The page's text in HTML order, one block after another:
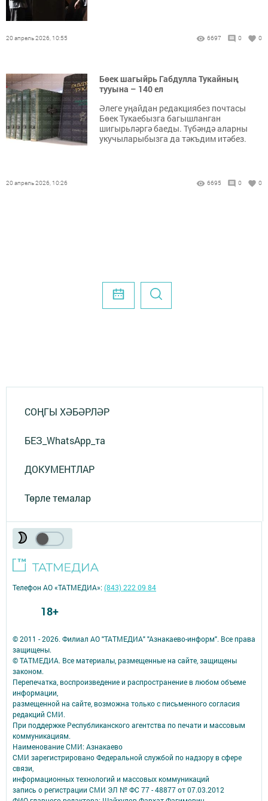
20 апрель 2026, 10:55 6697 0 0
Бөек шагыйрь Габдулла Тукайның
тууына – 140 ел
Әлеге уңайдан редакциябез почтасы
Бөек Тукаебызга багышланган
шигырьләргә баеды. Түбәндә аларны
укучыларыбызга да тәкъдим итәбез.
20 апрель 2026, 10:26 6695 0 0
СОҢГЫ ХӘБӘРЛӘР
БЕЗ_WhatsApp_та
ДОКУМЕНТЛАР
Төрле темалар
© 2011 - 2026. Филиал АО "ТАТМЕДИА" "Азнакаево-информ". Все права
защищены.
© ТАТМЕДИА. Все материалы, размещенные на сайте, защищены
законом.
Перепечатка, воспроизведение и распространение в любом объеме
информации,
размещенной на сайте, возможна только с письменного согласия
редакций СМИ.
При поддержке Республиканского агентства по печати и массовым
коммуникациям.
Наименование СМИ: Азнакаево
СМИ зарегистрировано Федеральной службой по надзору в сфере
связи,
информационных технологий и массовых коммуникаций
запись о регистрации СМИ ЭЛ № ФС 77 - 48877 от 07.03.2012
Телефон АО «ТАТМЕДИА»:(843) 222 09 84
18+